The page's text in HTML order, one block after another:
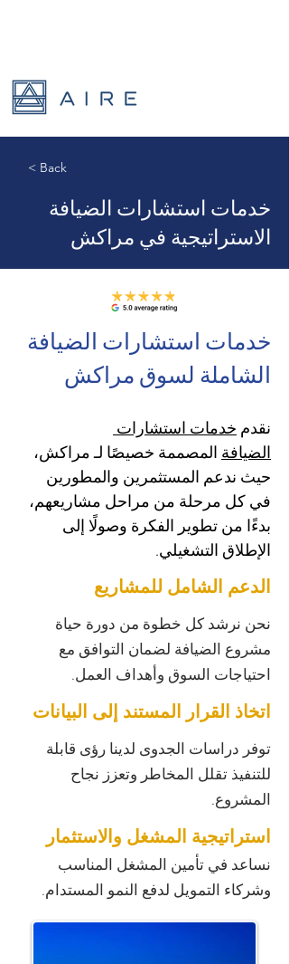
< Back
خدمات استشارات الضيافة
الاستراتيجية في مراكش
خدمات استشارات الضيافة
الشاملة لسوق مراكش
نقدم خدمات استشارات
الضيافة المصممة خصيصًا لـ مراكش،
حيث ندعم المستثمرين والمطورين
في كل مرحلة من مراحل مشاريعهم،
بدءًا من تطوير الفكرة وصولًا إلى
الإطلاق التشغيلي.
الدعم الشامل للمشاريع
نحن نرشد كل خطوة من دورة حياة
مشروع الضيافة لضمان التوافق مع
احتياجات السوق وأهداف العمل.
اتخاذ القرار المستند إلى البيانات
توفر دراسات الجدوى لدينا رؤى قابلة
للتنفيذ تقلل المخاطر وتعزز نجاح
المشروع.
استراتيجية المشغل والاستثمار
نساعد في تأمين المشغل المناسب
وشركاء التمويل لدفع النمو المستدام.